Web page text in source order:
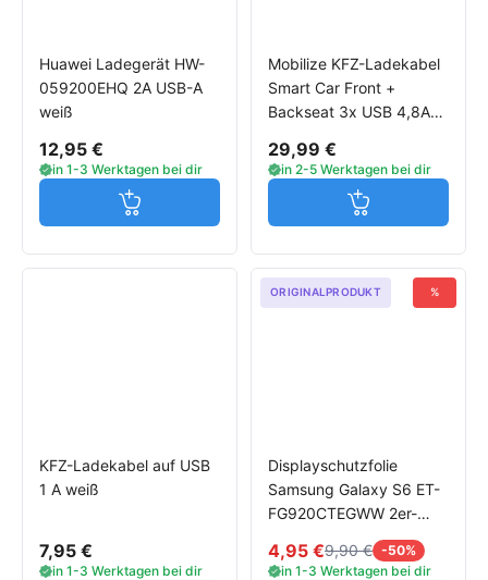
Huawei Ladegerät HW-
059200EHQ 2A USB-A
weiß
12,95 €
in 1-3 Werktagen bei dir
Jetzt in den Warenkorb
Mobilize KFZ-Ladekabel
Smart Car Front +
Backseat 3x USB 4,8A
29,99 €
in 2-5 Werktagen bei dir
Jetzt in den
KFZ-Ladekabel auf USB
1 A weiß
7,95 €
in 1-3 Werktagen bei dir
%
ORIGINALPRODUKT
Displayschutzfolie
Samsung Galaxy S6 ET-
FG920CTEGWW 2er-
4,95 €9,90 € -50%
in 1-3 Werktagen bei dir